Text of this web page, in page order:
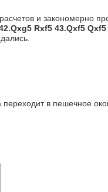
и закономерно
Rxf5 43.Qxf5
в пешечное